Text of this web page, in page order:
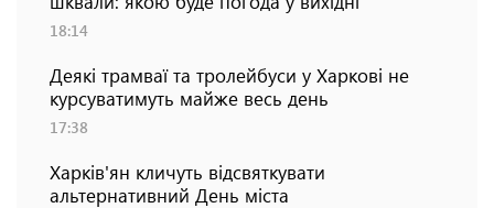
18:14
Деякі трамваї та тролейбуси у Харкові не
курсуватимуть майже весь день
17:38
Харків'ян кличуть відсвяткувати
альтернативний День міста